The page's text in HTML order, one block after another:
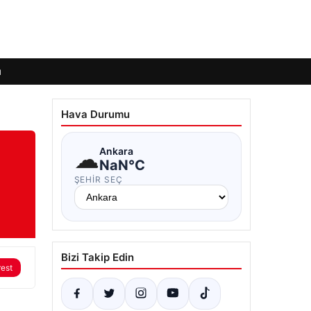
Hava Durumu
☁Ankara
NaN°C
ŞEHIR SEÇ
Bizi Takip Edin